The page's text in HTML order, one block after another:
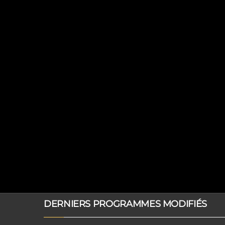
DERNIERS PROGRAMMES MODIFIÉS